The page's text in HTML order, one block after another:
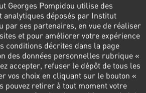
Tél. : 01 44 78 41 22
Georges Pompidou utilise des
analytiques déposés par Institut
par ses partenaires, en vue de réaliser
et pour améliorer votre expérience
conditions décrites dans la page
des données personnelles rubrique «
accepter, refuser le dépôt de tous les
vos choix en cliquant sur le bouton «
pouvez retirer à tout moment votre